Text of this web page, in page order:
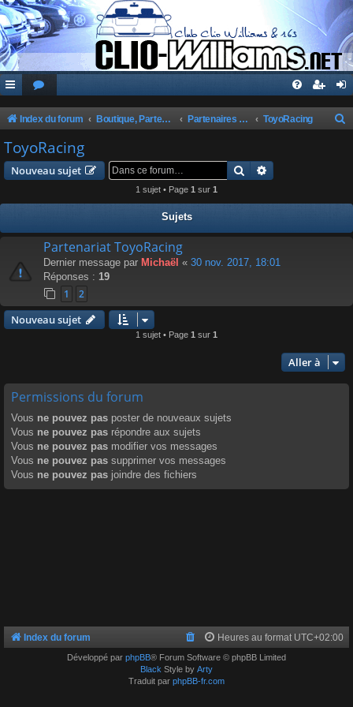
Index du forum Boutique, Partenaires, Petites Annonces, Commandes Groupées Partenaires du Club ToyoRacing
ToyoRacing
Nouveau sujet Rechercher
1 sujet • Page 1 sur 1
Sujets
Partenariat ToyoRacing
Dernier message par Michaël « 30 nov. 2017, 18:01
Réponses : 19
1 2
Nouveau sujet
1 sujet • Page 1 sur 1
Aller à
Permissions du forum
Vous ne pouvez pas poster de nouveaux sujets
Vous ne pouvez pas répondre aux sujets
Vous ne pouvez pas modifier vos messages
Vous ne pouvez pas supprimer vos messages
Vous ne pouvez pas joindre des fichiers
Index du forum Heures au format UTC+02:00
Développé par phpBB® Forum Software © phpBB Limited
Black Style by Arty
Traduit par phpBB-fr.com